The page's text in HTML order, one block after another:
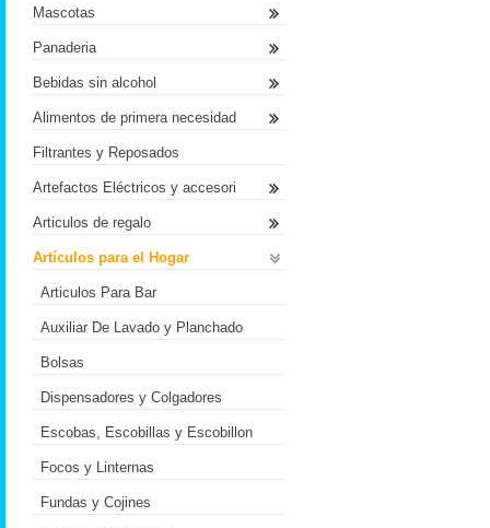
Mascotas
Panaderia
Bebidas sin alcohol
Alimentos de primera necesidad
Filtrantes y Reposados
Artefactos Eléctricos y accesori
Articulos de regalo
Artículos para el Hogar
Articulos Para Bar
Auxiliar De Lavado y Planchado
Bolsas
Dispensadores y Colgadores
Escobas, Escobillas y Escobillon
Focos y Linternas
Fundas y Cojines